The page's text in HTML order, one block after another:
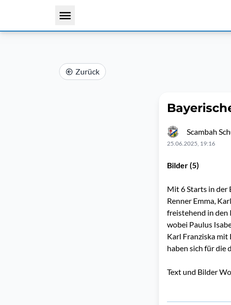
Zurück
Scambah
25.06.2025, 19:16
Bilder (5)
Mit 6 Starts in der
Renner Emma,
freistehend in den
wobei Paulus
Karl Franziska mit
haben sich für die
Text und Bilder